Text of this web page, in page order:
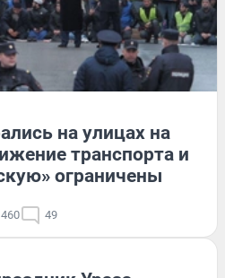
на улицах на
транспорта и
ограничены
49